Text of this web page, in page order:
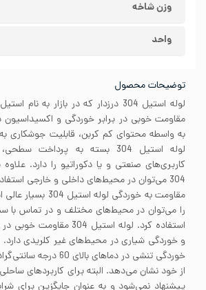
وزن شاخه
واحد
توضیحات محصول
لوله استیل 304 درزدار که در بازار به
به واسطه محتوای کم کربن، قابلیت جوشکاری به
لوله استیل 304 بسته به پرداخت
کاربری‌های صنعتی و یا دکوراتیو را دارد.
304 می‌توان در محیط‌های داخلی و خارجی استفاده کرد.
را می‌توان در محیط‌های مختلف و در تماس با
استفاده کرد. لوله استیل
و خوردگی شیاری در محیط‌های غیر کلریدی
خوردگی تنشی در دماهای
پیشنهاد نمی‌شود و به عنوان جایگزین برای